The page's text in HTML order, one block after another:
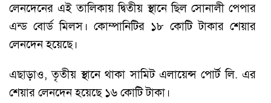
লেনদেনের এই তালিকায় দ্বিতীয় স্থানে ছিল সোনালী পেপার
এন্ড বোর্ড মিলস। কোম্পানিটির ১৮ কোটি টাকার শেয়ার
লেনদেন হয়েছে।
এছাড়াও, তৃতীয় স্থানে থাকা সামিট এলায়েন্স পোর্ট লি. এর
শেয়ার লেনদেন হয়েছে ১৬ কোটি টাকা।